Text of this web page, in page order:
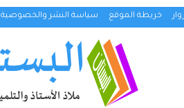
خريطة الموقع سياسة النشر والخصوصية